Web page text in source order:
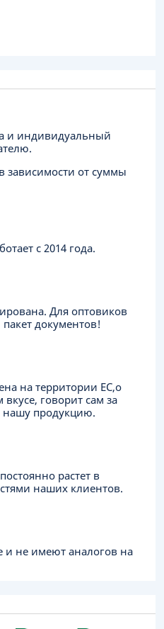
и индивидуальный
зависимости от суммы
с 2014 года.
Для оптовиков
документов!
на территории ЕC,о
говорит сам за
нашу продукцию.
растет в
наших клиентов.
и не имеют аналогов на